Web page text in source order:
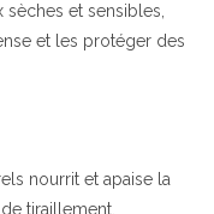
et sensibles,
et les protéger des
nourrit et apaise la
tiraillement.